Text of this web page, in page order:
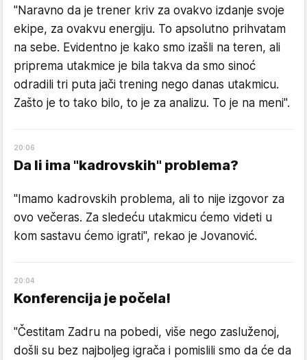
"Naravno da je trener kriv za ovakvo izdanje svoje
ekipe, za ovakvu energiju. To apsolutno prihvatam
na sebe. Evidentno je kako smo izašli na teren, ali
priprema utakmice je bila takva da smo sinoć
odradili tri puta jači trening nego danas utakmicu.
Zašto je to tako bilo, to je za analizu. To je na meni".
20:06
Da li ima "kadrovskih" problema?
"Imamo kadrovskih problema, ali to nije izgovor za
ovo večeras. Za sledeću utakmicu ćemo videti u
kom sastavu ćemo igrati", rekao je Jovanović.
20:04
Konferencija je počela!
"Čestitam Zadru na pobedi, više nego zasluženoj,
došli su bez najboljeg igrača i pomislili smo da će da